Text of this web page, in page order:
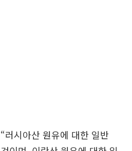
러시아산 원유에 대한 일반